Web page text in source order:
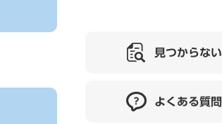
見つからな
よくある質